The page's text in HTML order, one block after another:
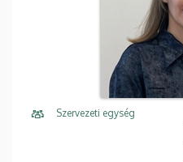
Szervezeti egység